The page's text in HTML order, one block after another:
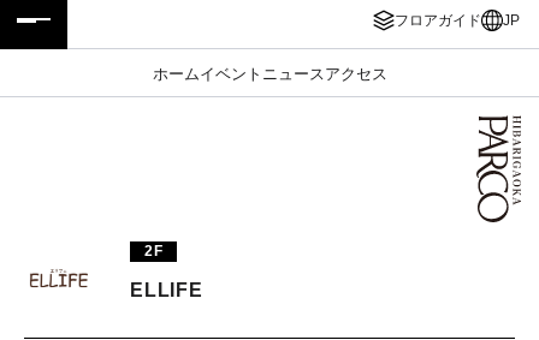
フロアガイド JP
ホームイベント ニュース アクセス
PARCOメンバーズ
2F
ELLIFE